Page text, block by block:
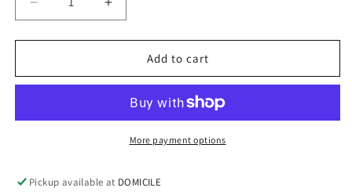
Decrease
quantity
for
d’ambiance
monstres
Increase
quantity
for
Bruine
d’ambiance
p&#39;tits
monstres
(h.essentielle
Add to cart
More payment options
Pickup available at DOMICILE